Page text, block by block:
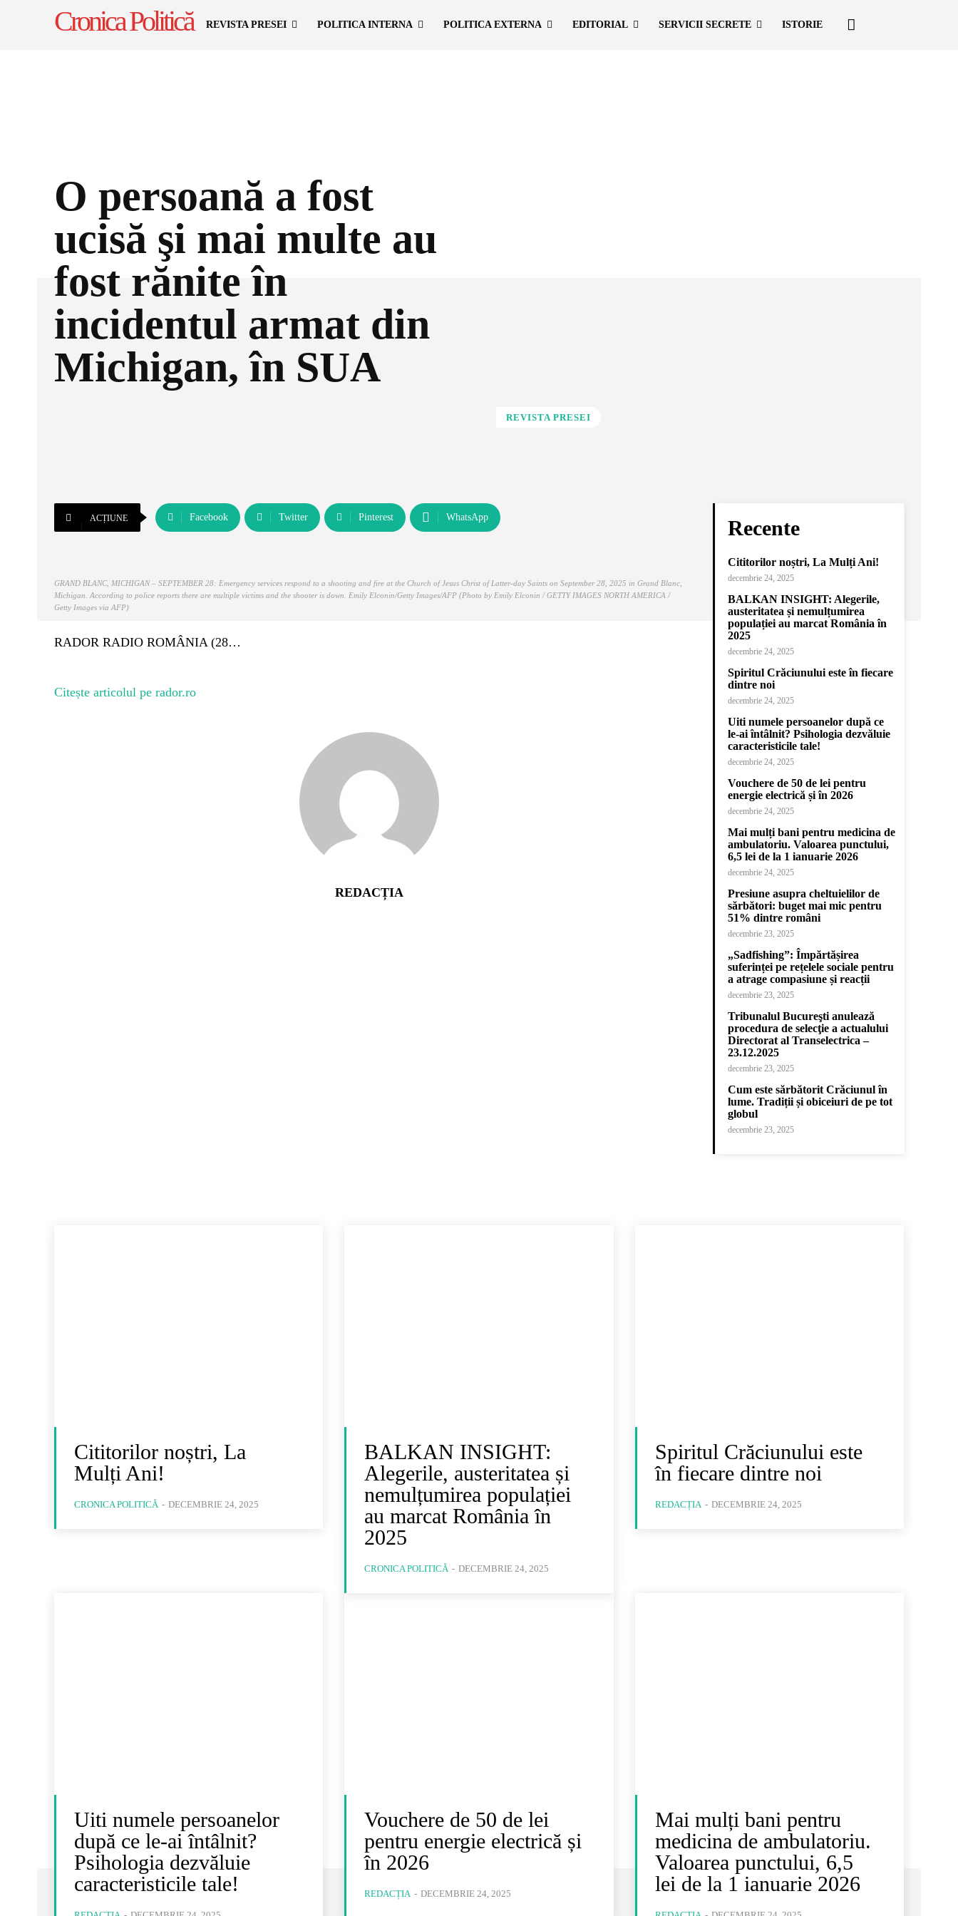
Cronica Politică REVISTA PRESEI POLITICA INTERNA POLITICA EXTERNA EDITORIAL SERVICII SECRETE ISTORIE
O persoană a fost
ucisă şi mai multe au
fost rănite în
incidentul armat din
Michigan, în SUA
REVISTA PRESEI
ACȚIUNE Facebook Twitter Pinterest WhatsApp
GRAND BLANC, MICHIGAN – SEPTEMBER 28: Emergency services respond to a shooting and fire at the Church of Jesus Christ of Latter-day Saints on September 28, 2025 in Grand Blanc,
Michigan. According to police reports there are multiple victims and the shooter is down. Emily Elconin/Getty Images/AFP (Photo by Emily Elconin / GETTY IMAGES NORTH AMERICA /
Getty Images via AFP)
RADOR RADIO ROMÂNIA (28…
Citește articolul pe rador.ro
REDACȚIA
Recente
Cititorilor noștri, La Mulți Ani!
decembrie 24, 2025
BALKAN INSIGHT: Alegerile,
austeritatea și nemulțumirea
populației au marcat România în
2025
decembrie 24, 2025
Spiritul Crăciunului este în fiecare
dintre noi
decembrie 24, 2025
Uiti numele persoanelor după ce
le-ai întâlnit? Psihologia dezvăluie
caracteristicile tale!
decembrie 24, 2025
Vouchere de 50 de lei pentru
energie electrică și în 2026
decembrie 24, 2025
Mai mulți bani pentru medicina de
ambulatoriu. Valoarea punctului,
6,5 lei de la 1 ianuarie 2026
decembrie 24, 2025
Presiune asupra cheltuielilor de
sărbători: buget mai mic pentru
51% dintre români
decembrie 23, 2025
„Sadfishing”: Împărtășirea
suferinței pe rețelele sociale pentru
a atrage compasiune și reacții
decembrie 23, 2025
Tribunalul Bucureşti anulează
procedura de selecţie a actualului
Directorat al Transelectrica –
23.12.2025
decembrie 23, 2025
Cum este sărbătorit Crăciunul în
lume. Tradiții și obiceiuri de pe tot
globul
decembrie 23, 2025
Cititorilor noștri, La
Mulți Ani!
CRONICA POLITICĂ - DECEMBRIE 24, 2025
BALKAN INSIGHT:
Alegerile, austeritatea și
nemulțumirea populației
au marcat România în
2025
CRONICA POLITICĂ - DECEMBRIE 24, 2025
Spiritul Crăciunului este
în fiecare dintre noi
REDACȚIA - DECEMBRIE 24, 2025
Uiti numele persoanelor
după ce le-ai întâlnit?
Psihologia dezvăluie
caracteristicile tale!
Vouchere de 50 de lei
pentru energie electrică și
în 2026
REDACȚIA - DECEMBRIE 24, 2025
Mai mulți bani pentru
medicina de ambulatoriu.
Valoarea punctului, 6,5
lei de la 1 ianuarie 2026